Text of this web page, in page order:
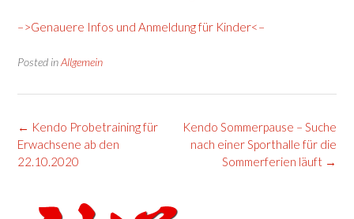
–>Genauere Infos und Anmeldung für Kinder<–
Posted inAllgemein
Post
navigation
Kendo Sommerpause – Suche
nach einer Sporthalle für die
Sommerferien läuft →
← Kendo Probetraining für
Erwachsene ab den
22.10.2020